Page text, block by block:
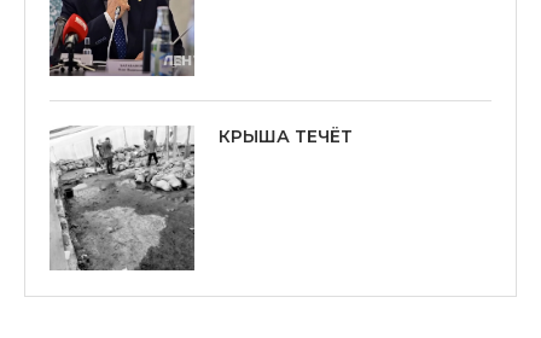
КРЫША ТЕЧЁТ